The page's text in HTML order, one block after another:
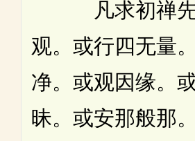
凡求初禅先
观。或行四无量
净。或观因缘。
昧。或安那般那